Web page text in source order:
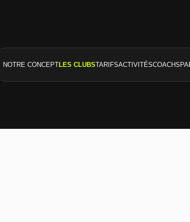
NOTRE CONCEPTLES CLUBSTARIFSACTIVITÉSCOACHS